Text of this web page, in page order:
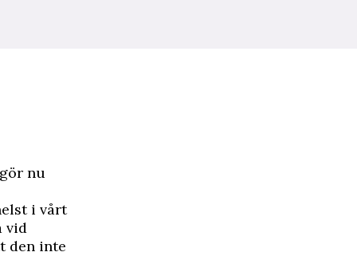
nu
i vårt
vid
den inte